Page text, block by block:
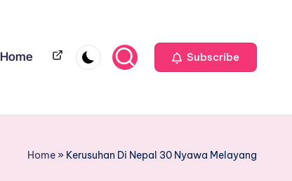
Home Home Subscribe
Home» Kerusuhan Di Nepal 30 Nyawa Melayang